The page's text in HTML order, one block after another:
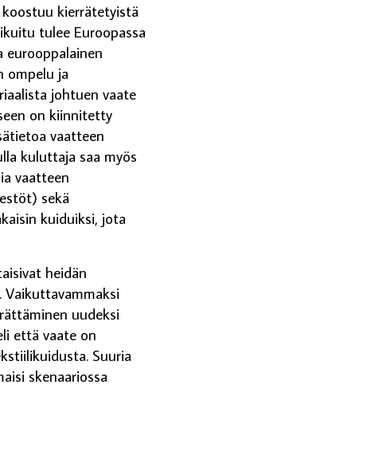
kierrätetyistä
tulee Euroopassa
ompelu ja
johtuen vaate
on kiinnitetty
vaatteen
kuluttaja saa myös
vaatteen
sekä
kuiduiksi, jota
heidän
uudeksi
että vaate on
Suuria
skenaariossa